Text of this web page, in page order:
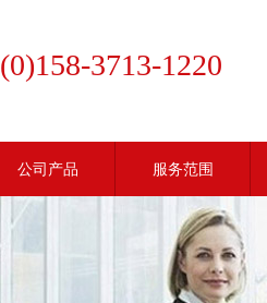
(0)158-3713-1220
公司产品 服务范围